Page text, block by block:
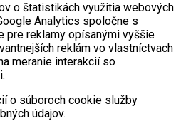
o štatistikách využitia webových
Analytics spoločne s
pre reklamy opísanými vyššie
reklám vo vlastníctvach
meranie interakcií so
o súboroch cookie služby
údajov.